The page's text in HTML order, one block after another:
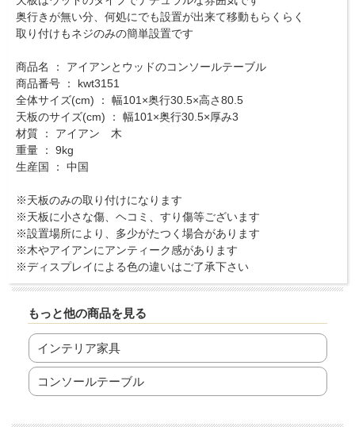
奥行きが無い分、何処にでも設置が出来て移動もらくらく
取り付けもネジのみの簡単設置です
商品名 ： アイアンとウッドのコンソールテーブル
商品番号 ： kwt3151
全体サイズ(cm) ： 幅101×奥行30.5×高さ80.5
天板のサイズ(cm) ： 幅101×奥行30.5×厚み3
材質 ： アイアン 木
重量 ： 9kg
生産国 ： 中国
※天板のみの取り付けになります
※天板に小さな傷、ヘコミ、すり傷等ございます
※設置場所により、多少がたつく場合があります
※木やアイアンにアンティーク感があります
※ディスプレイによる色の違いはご了承下さい
もっと他の商品を見る
インテリア家具
コンソールテーブル